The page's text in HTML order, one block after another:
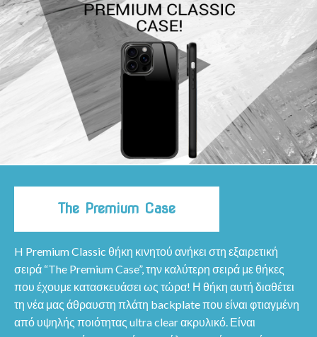
The Premium Case
H Premium Classic θήκη κινητού ανήκει στη εξαιρετική
σειρά “The Premium Case”, την καλύτερη σειρά με θήκες
που έχουμε κατασκευάσει ως τώρα! Η θήκη αυτή διαθέτει
τη νέα μας άθραυστη πλάτη backplate που είναι φτιαγμένη
από υψηλής ποιότητας ultra clear ακρυλικό. Είναι